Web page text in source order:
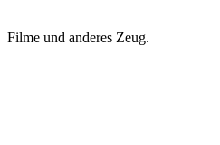
Filme und anderes Zeug.